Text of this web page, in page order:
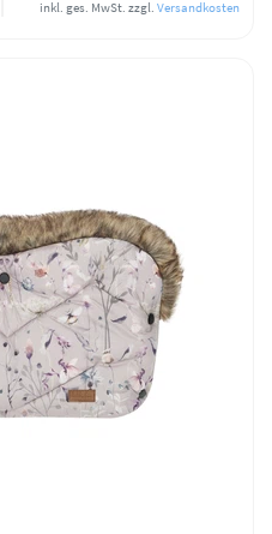
inkl. ges. MwSt. zzgl. Versandkosten